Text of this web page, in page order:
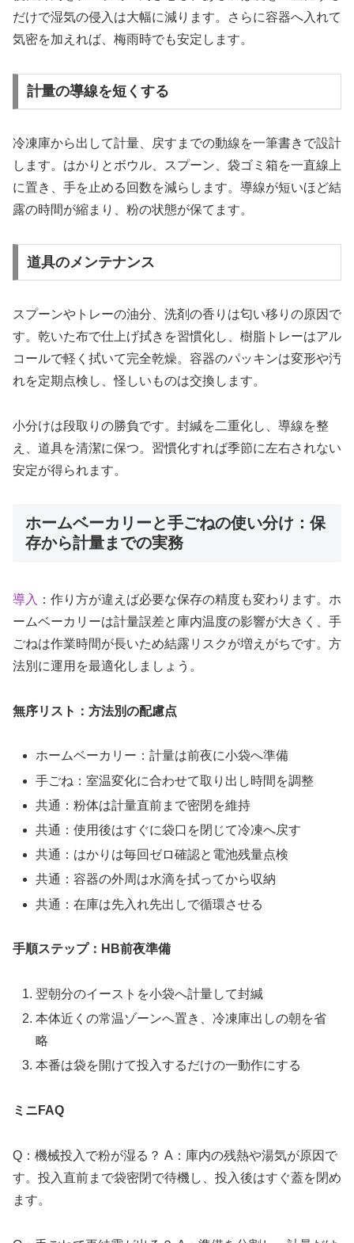
だけで湿気の侵入は大幅に減ります。さらに容器へ入れて
気密を加えれば、梅雨時でも安定します。
計量の導線を短くする
冷凍庫から出して計量、戻すまでの動線を一筆書きで設計
します。はかりとボウル、スプーン、袋ゴミ箱を一直線上
に置き、手を止める回数を減らします。導線が短いほど結
露の時間が縮まり、粉の状態が保てます。
道具のメンテナンス
スプーンやトレーの油分、洗剤の香りは匂い移りの原因で
す。乾いた布で仕上げ拭きを習慣化し、樹脂トレーはアル
コールで軽く拭いて完全乾燥。容器のパッキンは変形や汚
れを定期点検し、怪しいものは交換します。
小分けは段取りの勝負です。封緘を二重化し、導線を整
え、道具を清潔に保つ。習慣化すれば季節に左右されない
安定が得られます。
ホームベーカリーと手ごねの使い分け：保
存から計量までの実務
導入 ：作り方が違えば必要な保存の精度も変わります。ホ
ームベーカリーは計量誤差と庫内温度の影響が大きく、手
ごねは作業時間が長いため結露リスクが増えがちです。方
法別に運用を最適化しましょう。
無序リスト：方法別の配慮点
ホームベーカリー：計量は前夜に小袋へ準備
手ごね：室温変化に合わせて取り出し時間を調整
共通：粉体は計量直前まで密閉を維持
共通：使用後はすぐに袋口を閉じて冷凍へ戻す
共通：はかりは毎回ゼロ確認と電池残量点検
共通：容器の外周は水滴を拭ってから収納
共通：在庫は先入れ先出しで循環させる
手順ステップ：HB前夜準備
翌朝分のイーストを小袋へ計量して封緘
本体近くの常温ゾーンへ置き、冷凍庫出しの朝を省
略
本番は袋を開けて投入するだけの一動作にする
ミニFAQ
Q：機械投入で粉が湿る？ A：庫内の残熱や湯気が原因で
す。投入直前まで袋密閉で待機し、投入後はすぐ蓋を閉め
ます。